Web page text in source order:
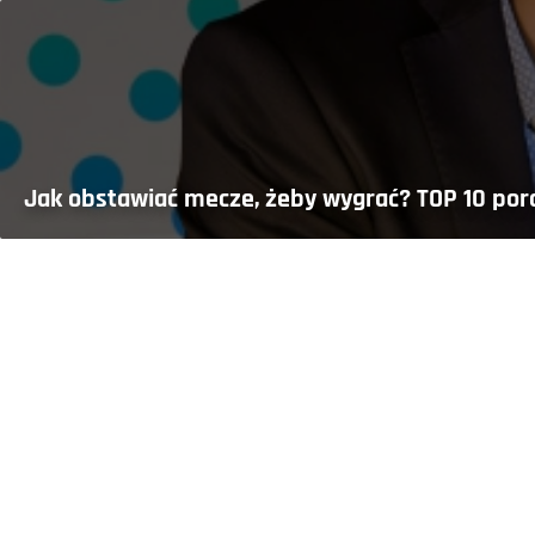
Jak obstawiać mecze, żeby wygrać? TOP 10